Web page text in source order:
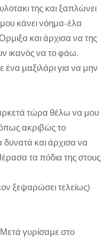
της και ξαπλώνει
μου κάνει νόημα-έλα
και άρχισα να της
ικανός να το φάω.
μαξιλάρι για να μην
τώρα θέλω να μου
όπως ακριβώς το
και άρχισα να
τα πόδια της στους
ξεψαρώσει τελείως)
γυρίσαμε στο